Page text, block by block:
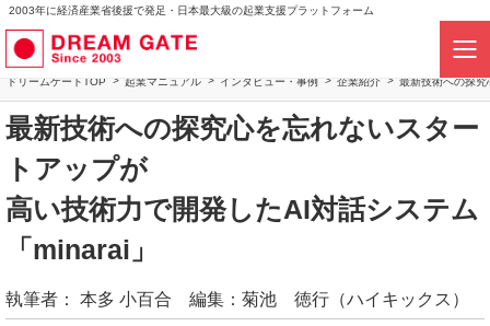
2003年に経済産業省後援で発足・日本最大級の起業支援プラットフォーム
ドリームゲートTOP 起業マニュアル インタビュー・事例 企業紹介 最新技術への探
最新技術への探究心を忘れないスター
トアップが
高い技術力で開発したAI対話システム
「minarai」
執筆者： 本多 小百合 編集：菊池 徳行（ハイキックス）